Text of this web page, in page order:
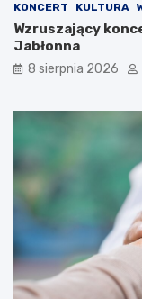
KONCERT KULTURA
Wzruszający
Jabłonna
8 sierpnia 2026